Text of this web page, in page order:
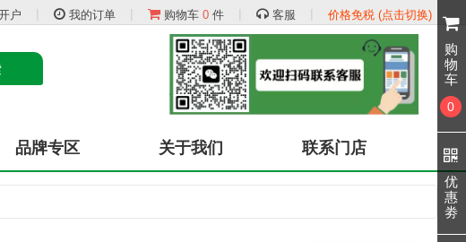
购
物
车
0
优
惠
劵
户 | 我的订单 | 购物车 0件 | 客服 | 价格免税 (点击切换)
品牌专区 关于我们 联系门店